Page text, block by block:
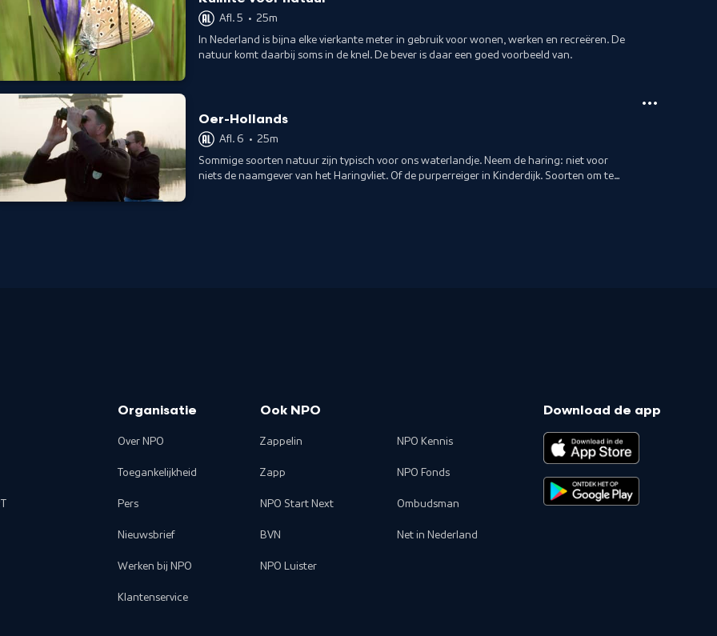
Afl. 5 • 25m
In Nederland is bijna elke vierkante meter in gebruik voor wonen, werken en recreëren. De
natuur komt daarbij soms in de knel. De bever is daar een goed voorbeeld van.
Oer-Hollands
Afl. 6 • 25m
Sommige soorten natuur zijn typisch voor ons waterlandje. Neem de haring: niet voor
niets de naamgever van het Haringvliet. Of de purperreiger in Kinderdijk. Soorten om te
Organisatie
Over NPO
Toegankelijkheid
Pers
Nieuwsbrief
Werken bij NPO
Klantenservice
Ook NPO
Zappelin
Zapp
NPO Start Next
BVN
NPO Luister
NPO Kennis
NPO Fonds
Ombudsman
Net in Nederland
Download de app